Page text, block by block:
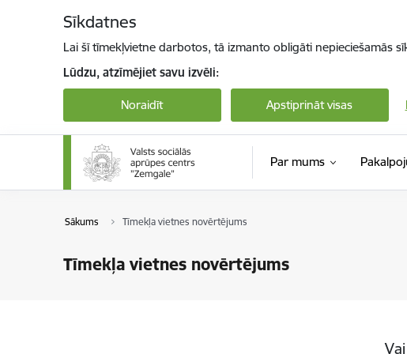
Sīkdatnes
Lai šī tīmekļvietne darbotos, tā izmanto obligāti nepieciešamās
Lūdzu, atzīmējiet savu izvēli:
Noraidīt Apstiprināt visas
Par mums
Sākums Tīmekļa vietnes novērtējums
Tīmekļa vietnes novērtējums